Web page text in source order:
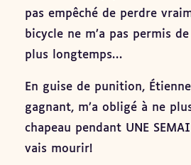
pas empêché de perdre
bicycle ne m’a pas permis
plus longtemps…
En guise de punition,
gagnant, m’a obligé à ne
chapeau pendant UNE
vais mourir!